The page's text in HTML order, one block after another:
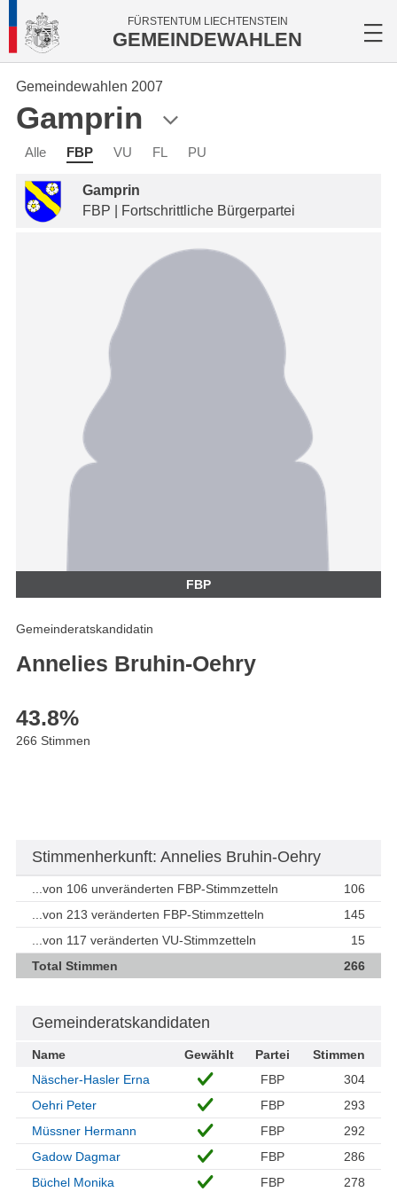
FÜRSTENTUM LIECHTENSTEIN
GEMEINDEWAHLEN
Gemeindewahlen 2007
Gamprin
Alle FBP VU FL PU
Gamprin
FBP | Fortschrittliche Bürgerpartei
FBP
Gemeinderatskandidatin
Annelies Bruhin-Oehry
43.8%
266 Stimmen
Stimmenherkunft: Annelies Bruhin-Oehry
...von 106 unveränderten FBP-Stimmzetteln
106
...von 213 veränderten FBP-Stimmzetteln
145
...von 117 veränderten VU-Stimmzetteln
15
Total Stimmen
266
Gemeinderatskandidaten
Name Gewählt Partei
Stimmen
Näscher-Hasler Erna
FBP
304
Oehri Peter
FBP
293
Müssner Hermann
FBP
292
Gadow Dagmar
FBP
286
Büchel Monika
FBP 278